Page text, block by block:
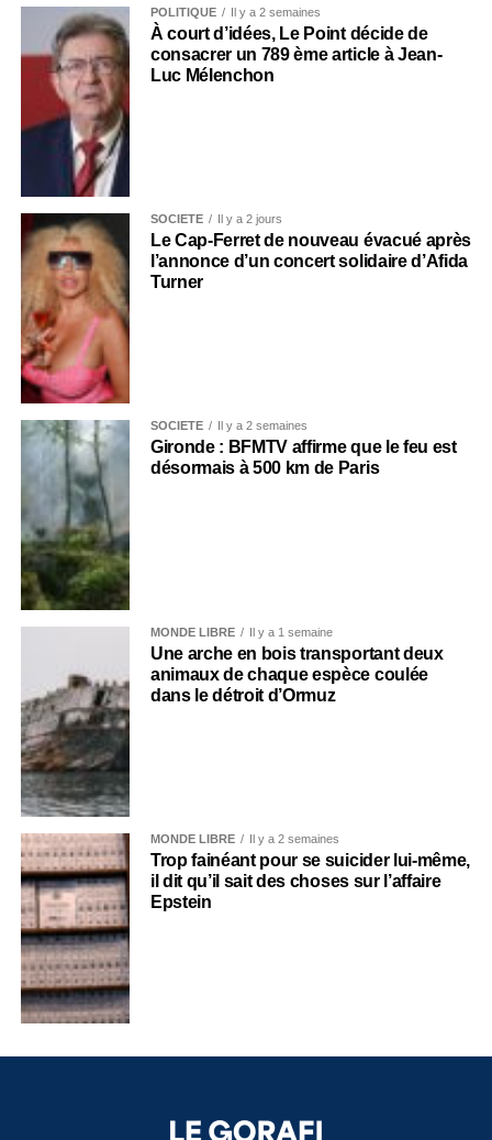
POLITIQUE Il y a 2 semaines
À court d’idées, Le Point décide de
consacrer un 789 ème article à Jean-
Luc Mélenchon
SOCIÉTÉ Il y a 2 jours
Le Cap-Ferret de nouveau évacué après
l’annonce d’un concert solidaire d’Afida
Turner
SOCIÉTÉ Il y a 2 semaines
Gironde : BFMTV affirme que le feu est
désormais à 500 km de Paris
MONDE LIBRE Il y a 1 semaine
Une arche en bois transportant deux
animaux de chaque espèce coulée
dans le détroit d’Ormuz
MONDE LIBRE Il y a 2 semaines
Trop fainéant pour se suicider lui-même,
il dit qu’il sait des choses sur l’affaire
Epstein